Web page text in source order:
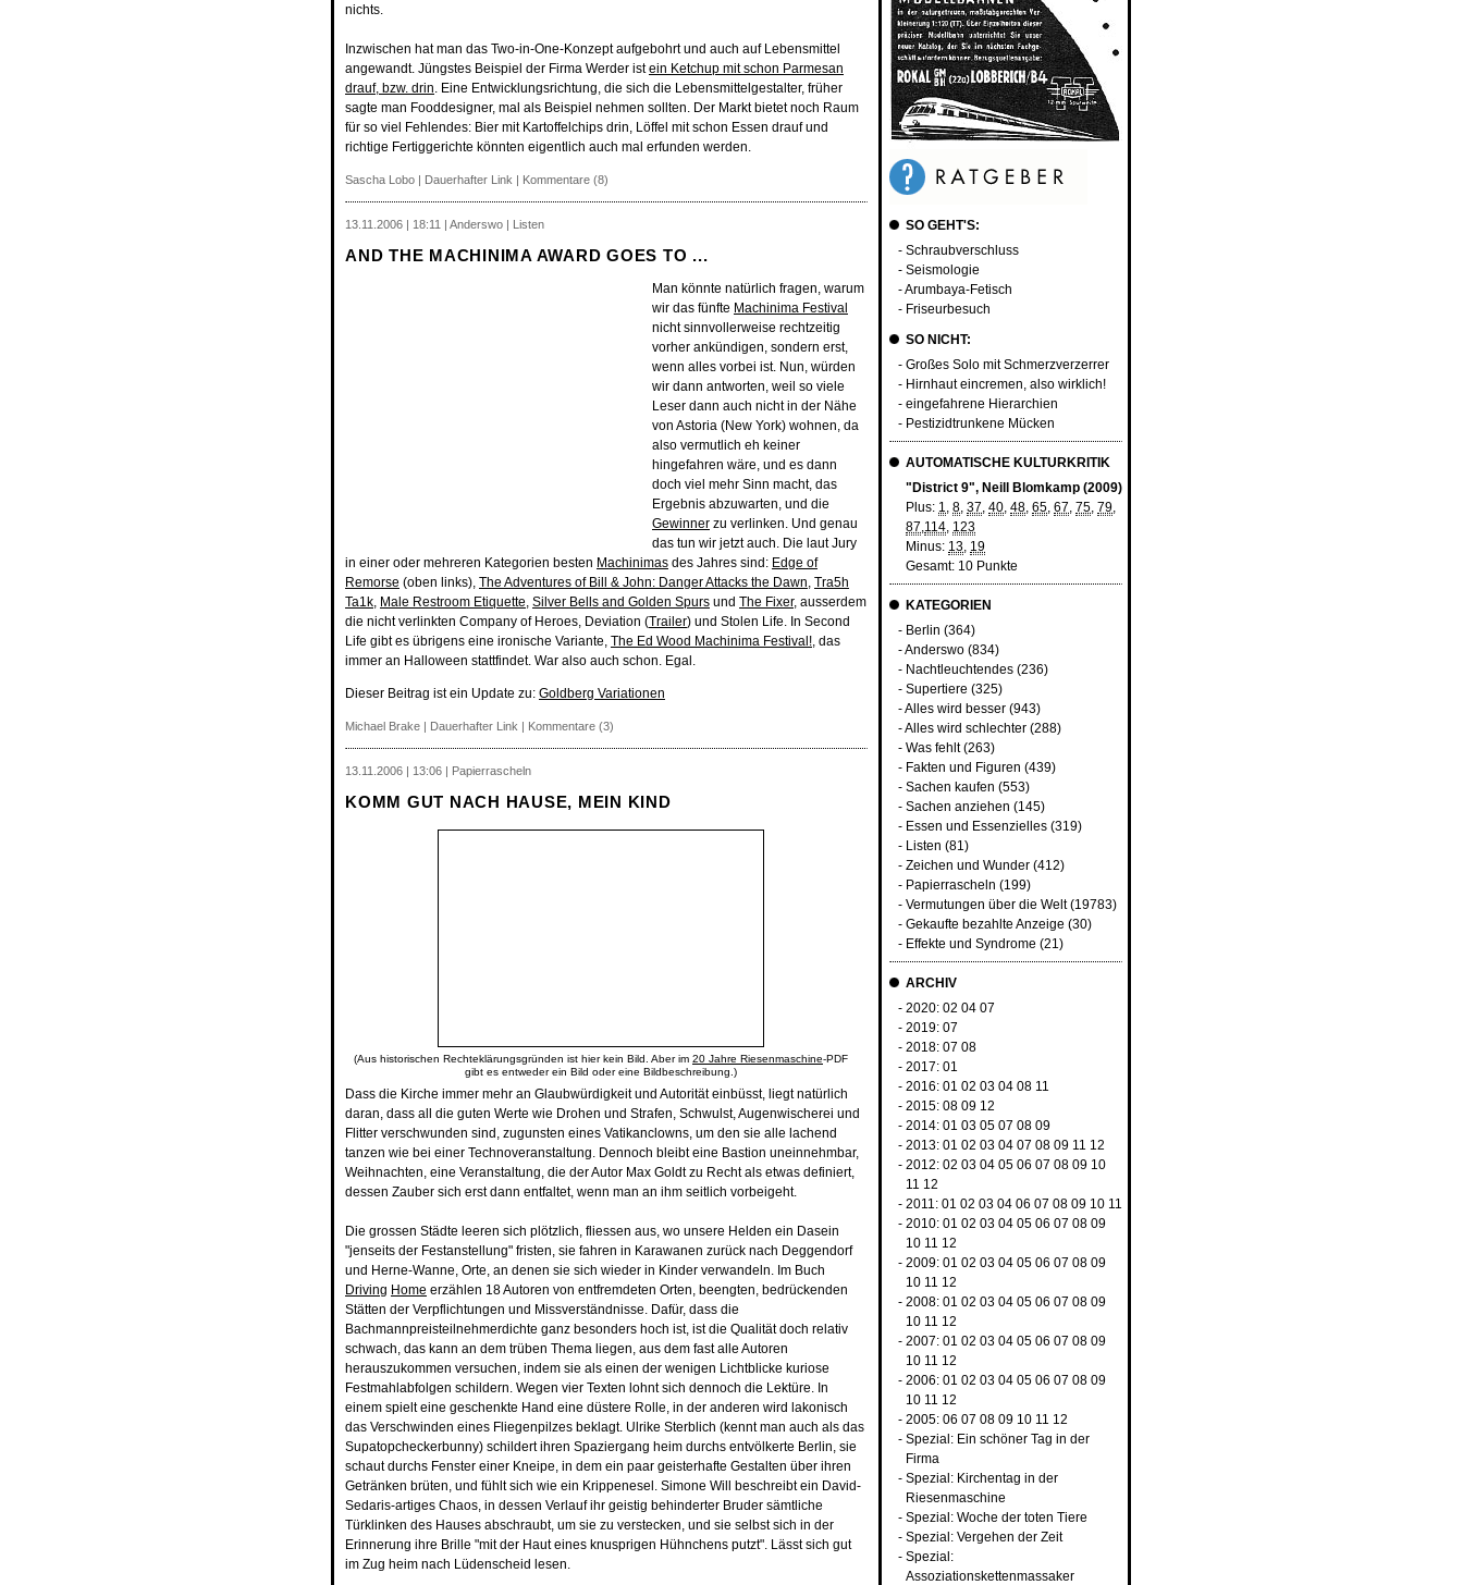
nichts.
Inzwischen hat man das Two-in-One-Konzept aufgebohrt und auch auf Lebensmittel
angewandt. Jüngstes Beispiel der Firma Werder istein Ketchup mit schon Parmesan
drauf, bzw. drin. Eine Entwicklungsrichtung, die sich die Lebensmittelgestalter, früher
sagte man Fooddesigner, mal als Beispiel nehmen sollten. Der Markt bietet noch Raum
für so viel Fehlendes: Bier mit Kartoffelchips drin, Löffel mit schon Essen drauf und
richtige Fertiggerichte könnten eigentlich auch mal erfunden werden.
Sascha Lobo | Dauerhafter Link | Kommentare (8)
13.11.2006 | 18:11 | Anderswo | Listen
AND THE MACHINIMA AWARD GOES TO ...
Man könnte natürlich fragen, warum
wir das fünfte Machinima Festival
nicht sinnvollerweise rechtzeitig
vorher ankündigen, sondern erst,
wenn alles vorbei ist. Nun, würden
wir dann antworten, weil so viele
Leser dann auch nicht in der Nähe
von Astoria (New York) wohnen, da
also vermutlich eh keiner
hingefahren wäre, und es dann
doch viel mehr Sinn macht, das
Ergebnis abzuwarten, und die
Gewinner zu verlinken. Und genau
das tun wir jetzt auch. Die laut Jury
in einer oder mehreren Kategorien besten Machinimas des Jahres sind: Edge of
Remorse (oben links), The Adventures of Bill & John: Danger Attacks the Dawn, Tra5h
Ta1k, Male Restroom Etiquette, Silver Bells and Golden Spurs und The Fixer, ausserdem
die nicht verlinkten Company of Heroes, Deviation (Trailer) und Stolen Life. In Second
Life gibt es übrigens eine ironische Variante, The Ed Wood Machinima Festival!, das
immer an Halloween stattfindet. War also auch schon. Egal.
Dieser Beitrag ist ein Update zu: Goldberg Variationen
Michael Brake | Dauerhafter Link | Kommentare (3)
13.11.2006 | 13:06 | Papierrascheln
KOMM GUT NACH HAUSE, MEIN KIND
(Aus historischen Rechteklärungsgründen ist hier kein Bild. Aber im 20 Jahre Riesenmaschine-PDF
gibt es entweder ein Bild oder eine Bildbeschreibung.)
Dass die Kirche immer mehr an Glaubwürdigkeit und Autorität einbüsst, liegt natürlich
daran, dass all die guten Werte wie Drohen und Strafen, Schwulst, Augenwischerei und
Flitter verschwunden sind, zugunsten eines Vatikanclowns, um den sie alle lachend
tanzen wie bei einer Technoveranstaltung. Dennoch bleibt eine Bastion uneinnehmbar,
Weihnachten, eine Veranstaltung, die der Autor Max Goldt zu Recht als etwas definiert,
dessen Zauber sich erst dann entfaltet, wenn man an ihm seitlich vorbeigeht.
Die grossen Städte leeren sich plötzlich, fliessen aus, wo unsere Helden ein Dasein
"jenseits der Festanstellung" fristen, sie fahren in Karawanen zurück nach Deggendorf
und Herne-Wanne, Orte, an denen sie sich wieder in Kinder verwandeln. Im Buch
Driving Home erzählen 18 Autoren von entfremdeten Orten, beengten, bedrückenden
Stätten der Verpflichtungen und Missverständnisse. Dafür, dass die
Bachmannpreisteilnehmerdichte ganz besonders hoch ist, ist die Qualität doch relativ
schwach, das kann an dem trüben Thema liegen, aus dem fast alle Autoren
herauszukommen versuchen, indem sie als einen der wenigen Lichtblicke kuriose
Festmahlabfolgen schildern. Wegen vier Texten lohnt sich dennoch die Lektüre. In
einem spielt eine geschenkte Hand eine düstere Rolle, in der anderen wird lakonisch
das Verschwinden eines Fliegenpilzes beklagt. Ulrike Sterblich (kennt man auch als das
Supatopcheckerbunny) schildert ihren Spaziergang heim durchs entvölkerte Berlin, sie
schaut durchs Fenster einer Kneipe, in dem ein paar geisterhafte Gestalten über ihren
Getränken brüten, und fühlt sich wie ein Krippenesel. Simone Will beschreibt ein David-
Sedaris-artiges Chaos, in dessen Verlauf ihr geistig behinderter Bruder sämtliche
Türklinken des Hauses abschraubt, um sie zu verstecken, und sie selbst sich in der
Erinnerung ihre Brille "mit der Haut eines knusprigen Hühnchens putzt". Lässt sich gut
im Zug heim nach Lüdenscheid lesen.
SO GEHT'S:
- Schraubverschluss
- Seismologie
- Arumbaya-Fetisch
- Friseurbesuch
SO NICHT:
- Großes Solo mit Schmerzverzerrer
- Hirnhaut eincremen, also wirklich!
- eingefahrene Hierarchien
- Pestizidtrunkene Mücken
AUTOMATISCHE KULTURKRITIK
"District 9", Neill Blomkamp (2009)
Plus: 1, 8, 37, 40, 48, 65, 67, 75, 79,
87,114, 123
Minus: 13, 19
Gesamt: 10 Punkte
KATEGORIEN
- Berlin (364)
-Anderswo(834)
- Nachtleuchtendes(236)
- Supertiere (325)
-Alles wird besser(943)
-Alles wird schlechter(288)
- Was fehlt(263)
- Fakten und Figuren (439)
- Sachen kaufen (553)
- Sachen anziehen (145)
- Essen und Essenzielles(319)
- Listen (81)
- Zeichen und Wunder(412)
- Papierrascheln (199)
- Vermutungen über die Welt(19783)
- Gekaufte bezahlte Anzeige (30)
- Effekte und Syndrome (21)
ARCHIV
- 2020: 02 04 07
- 2019: 07
- 2018: 07 08
- 2017: 01
- 2016: 01 02 03 04 08 11
- 2015: 08 09 12
- 2014: 01 03 05 07 08 09
- 2013: 01 02 03 04 07 08 09 11 12
- 2012: 02 03 04 05 06 07 08 09 10
11 12
- 2011: 01 02 03 04 06 07 08 09 10 11
- 2010: 01 02 03 04 05 06 07 08 09
10 11 12
- 2009: 01 02 03 04 05 06 07 08 09
10 11 12
- 2008: 01 02 03 04 05 06 07 08 09
10 11 12
- 2007: 01 02 03 04 05 06 07 08 09
10 11 12
- 2006: 01 02 03 04 05 06 07 08 09
10 11 12
- 2005: 06 07 08 09 10 11 12
- Spezial: Ein schöner Tag in der
Firma
- Spezial: Kirchentag in der
Riesenmaschine
- Spezial: Woche der toten Tiere
- Spezial: Vergehen der Zeit
- Spezial:
Assoziationskettenmassaker